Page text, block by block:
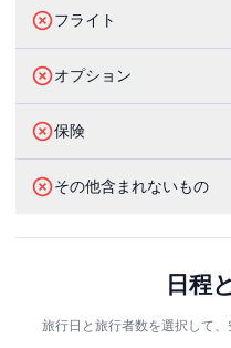
フライト
オプション
保険
その他含まれないもの
日程
旅行日と旅行者数を選択して、